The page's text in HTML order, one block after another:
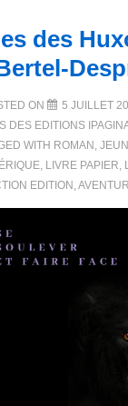
des
ON
5 JUILLET
DES EDITIONS
WITH ROMAN ,
, LIVRE PAPIER,
EDITION ,